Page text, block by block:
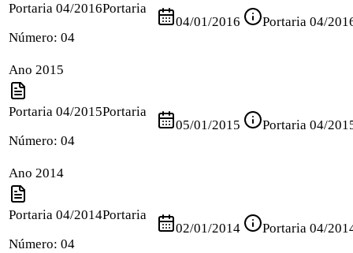
Portaria 04/2016Portaria
Número: 04
04/01/2016 Portaria 04/
Ano 2015
Portaria 04/2015Portaria
Número: 04
05/01/2015 Portaria 04/
Ano 2014
Portaria 04/2014Portaria
Número: 04
02/01/2014 Portaria 04/